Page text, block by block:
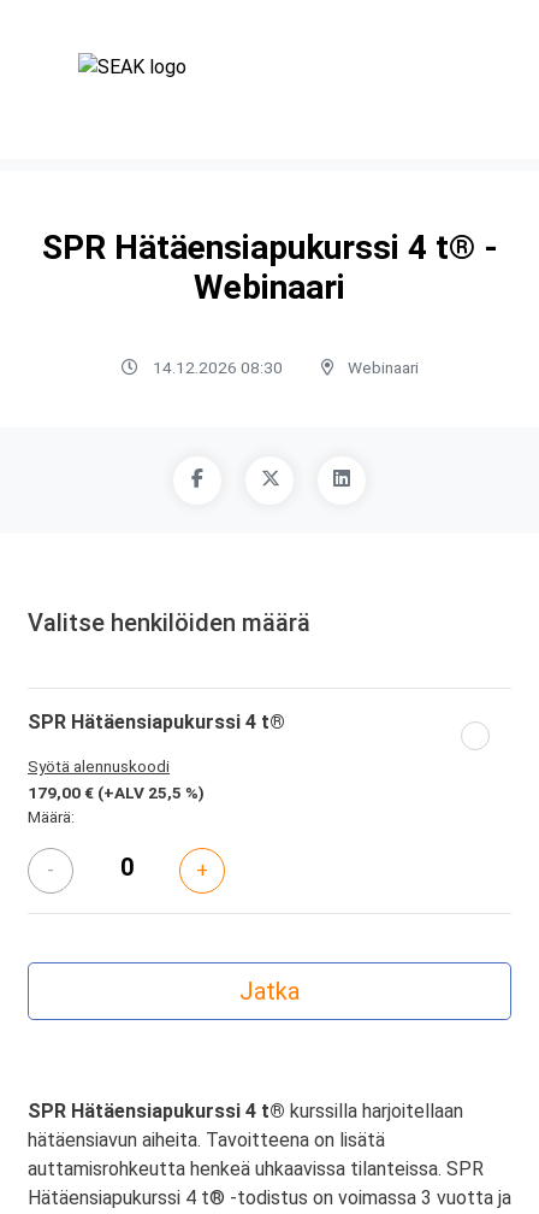
SPR Hätäensiapukurssi 4 t® -
Webinaari
14.12.2026 08:30 Webinaari
Valitse henkilöiden määrä
SPR Hätäensiapukurssi 4 t®
Syötä alennuskoodi
179,00 € (+ALV 25,5 %)
Määrä:
- +
SPR Hätäensiapukurssi 4 t® kurssilla harjoitellaan
hätäensiavun aiheita. Tavoitteena on lisätä
auttamisrohkeutta henkeä uhkaavissa tilanteissa. SPR
Hätäensiapukurssi 4 t® -todistus on voimassa 3 vuotta ja